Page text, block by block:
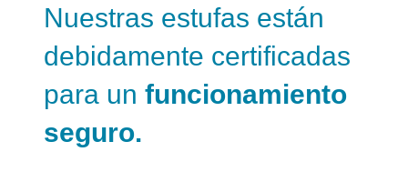
Nuestras estufas están
debidamente certificadas
para un funcionamiento
seguro.